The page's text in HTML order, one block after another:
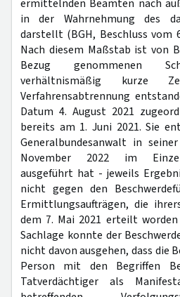
ermittelnden Beamten nach
in der Wahrnehmung des
darstellt (BGH, Beschluss vom
Nach diesem Maßstab ist von
Bezug genommenen
verhältnismäßig kurze
Verfahrensabtrennung
Datum 4. August 2021
bereits am 1. Juni 2021. Sie
Generalbundesanwalt in
November 2022 im
ausgeführt hat - jeweils
nicht gegen den
Ermittlungsaufträgen, die
dem 7. Mai 2021 erteilt
Sachlage konnte der
nicht davon ausgehen, dass die
Person mit den Begriffen
Tatverdächtiger als